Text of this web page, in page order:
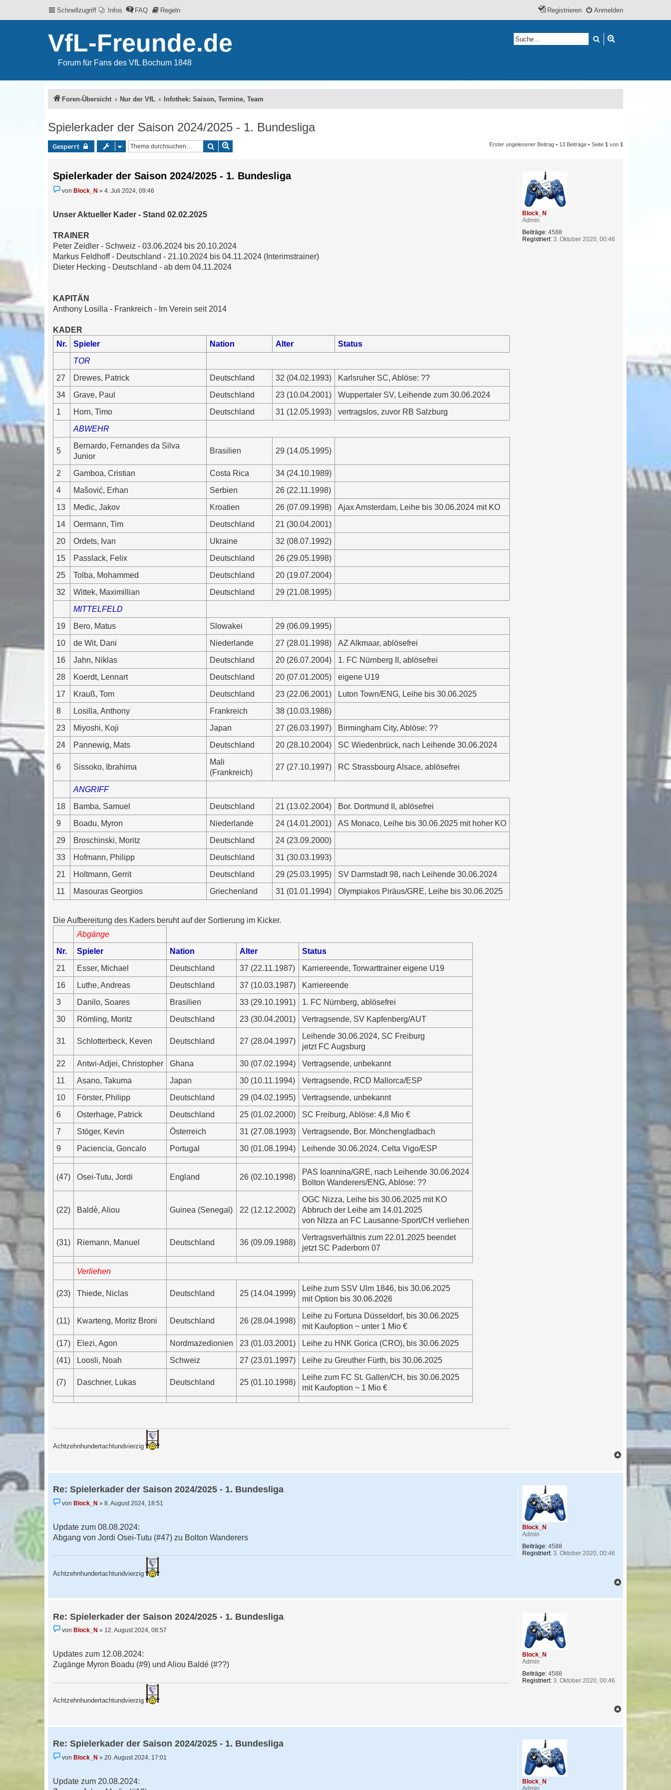
Schnellzugriff Infos FAQ Regeln Anmelden
Registrieren
VfL-Freunde.de
Forum für Fans des VfL Bochum 1848
Suche
Foren-Übersicht Nur der VfL Infothek: Saison, Termine, Team
Spielerkader der Saison 2024/2025 - 1. Bundesliga
Gesperrt Suche Erster ungelesener Beitrag • 13 Beiträge • Seite 1 von 1
Block_N
Admin
Beiträge: 4588
Registriert: 3. Oktober 2020, 00:46
Spielerkader der Saison 2024/2025 - 1. Bundesliga
U
n
l
e
n
e
r
B
e
a
g
vonBlock_N »4. Juli 2024, 09:46
Unser Aktueller Kader - Stand 02.02.2025
TRAINER
Peter Zeidler - Schweiz - 03.06.2024 bis 20.10.2024
Markus Feldhoff - Deutschland - 21.10.2024 bis 04.11.2024 (Interimstrainer)
Dieter Hecking - Deutschland - ab dem 04.11.2024
KAPITÄN
Anthony Losilla - Frankreich - Im Verein seit 2014
KADER
Nr.
Spieler Nation Alter
Status
TOR
27
Drewes, Patrick Deutschland 32 (04.02.1993)
Karlsruher SC, Ablöse: ??
34
Grave, Paul Deutschland 23 (10.04.2001)
Wuppertaler SV, Leihende zum 30.06.2024
1
Horn, Timo Deutschland 31 (12.05.1993)
vertragslos, zuvor RB Salzburg
ABWEHR
5
Bernardo, Fernandes da Silva
Junior
Brasilien 29 (14.05.1995)
2 Gamboa, Cristian Costa Rica
34 (24.10.1989)
4
Mašović, Erhan Serbien
26 (22.11.1998)
13
Medic, Jakov Kroatien 26 (07.09.1998)
Ajax Amsterdam, Leihe bis 30.06.2024 mit KO
14
Oermann, Tim Deutschland
21 (30.04.2001)
20
Ordets, Ivan Ukraine
32 (08.07.1992)
15
Passlack, Felix Deutschland
26 (29.05.1998)
25
Tolba, Mohammed Deutschland
20 (19.07.2004)
32
Wittek, Maximillian Deutschland
29 (21.08.1995)
MITTELFELD
19
Bero, Matus Slowakei
29 (06.09.1995)
10
de Wit, Dani Niederlande 27 (28.01.1998)
AZ Alkmaar, ablösefrei
16
Jahn, Niklas Deutschland 20 (26.07.2004)
1. FC Nürnberg II, ablösefrei
28
Koerdt, Lennart Deutschland 20 (07.01.2005)
eigene U19
17
Krauß, Tom Deutschland 23 (22.06.2001)
Luton Town/ENG, Leihe bis 30.06.2025
8
Losilla, Anthony Frankreich
38 (10.03.1986)
23
Miyoshi, Koji Japan 27 (26.03.1997)
Birmingham City, Ablöse: ??
24
Pannewig, Mats Deutschland 20 (28.10.2004) SC Wiedenbrück, nach Leihende 30.06.2024
6 Sissoko, Ibrahima
Mali
(Frankreich)
27 (27.10.1997) RC Strassbourg Alsace, ablösefrei
ANGRIFF
18
Bamba, Samuel Deutschland 21 (13.02.2004)
Bor. Dortmund II, ablösefrei
9
Boadu, Myron Niederlande 24 (14.01.2001)
AS Monaco, Leihe bis 30.06.2025 mit hoher KO
29
Broschinski, Moritz Deutschland
24 (23.09.2000)
33
Hofmann, Philipp Deutschland
31 (30.03.1993)
21
Holtmann, Gerrit Deutschland 29 (25.03.1995)
SV Darmstadt 98, nach Leihende 30.06.2024
11
Masouras Georgios Griechenland 31 (01.01.1994) Olympiakos Piräus/GRE, Leihe bis 30.06.2025
Die Aufbereitung des Kaders beruht auf der Sortierung im Kicker.
Abgänge
Nr.
Spieler Nation Alter
Status
21
Esser, Michael Deutschland 37 (22.11.1987)
Karriereende, Torwarttrainer eigene U19
16
Luthe, Andreas Deutschland 37 (10.03.1987)
Karriereende
3
Danilo, Soares Brasilien 33 (29.10.1991)
1. FC Nürnberg, ablösefrei
30
Römling, Moritz Deutschland 23 (30.04.2001) Vertragsende, SV Kapfenberg/AUT
31 Schlotterbeck, Keven Deutschland 27 (28.04.1997)
Leihende 30.06.2024, SC Freiburg
jetzt FC Augsburg
22
Antwi-Adjei, Christopher Ghana 30 (07.02.1994)
Vertragsende, unbekannt
11
Asano, Takuma Japan 30 (10.11.1994)
Vertragsende, RCD Mallorca/ESP
10
Förster, Philipp Deutschland 29 (04.02.1995)
Vertragsende, unbekannt
6
Osterhage, Patrick Deutschland 25 (01.02.2000)
SC Freiburg, Ablöse: 4,8 Mio €
7
Stöger, Kevin Österreich 31 (27.08.1993)
Vertragsende, Bor. Mönchengladbach
9
Paciencia, Goncalo Portugal 30 (01.08.1994) Leihende 30.06.2024, Celta Vigo/ESP
(47) Osei-Tutu, Jordi England 26 (02.10.1998)
PAS Ioannina/GRE, nach Leihende 30.06.2024
Bolton Wanderers/ENG, Ablöse: ??
(22) Baldè, Aliou Guinea (Senegal) 22 (12.12.2002)
OGC Nizza, Leihe bis 30.06.2025 mit KO
Abbruch der Leihe am 14.01.2025
von NIzza an FC Lausanne-Sport/CH verliehen
(31) Riemann, Manuel Deutschland 36 (09.09.1988)
Vertragsverhältnis zum 22.01.2025 beendet
jetzt SC Paderborn 07
Verliehen
(23) Thiede, Niclas Deutschland 25 (14.04.1999)
Leihe zum SSV Ulm 1846, bis 30.06.2025
mit Option bis 30.06.2026
(11) Kwarteng, Moritz Broni Deutschland 26 (28.04.1998)
Leihe zu Fortuna Düsseldorf, bis 30.06.2025
mit Kaufoption ~ unter 1 Mio €
(17)
Elezi, Agon Nordmazedionien 23 (01.03.2001)
Leihe zu HNK Gorica (CRO), bis 30.06.2025
(41)
Loosli, Noah Schweiz 27 (23.01.1997) Leihe zu Greuther Fürth, bis 30.06.2025
(7) Daschner, Lukas Deutschland 25 (01.10.1998)
Leihe zum FC St. Gallen/CH, bis 30.06.2025
mit Kaufoption ~ 1 Mio €
Achtzehnhundertachtundvierzig
c
Block_N
Admin
Beiträge: 4588
Registriert: 3. Oktober 2020, 00:46
Re: Spielerkader der Saison 2024/2025 - 1. Bundesliga
U
n
l
e
s
n
r
B
t
g
vonBlock_N »8. August 2024, 18:51
Update zum 08.08.2024:
Abgang von Jordi Osei-Tutu (#47) zu Bolton Wanderers
Achtzehnhundertachtundvierzig
c
Block_N
Admin
Beiträge: 4588
Registriert: 3. Oktober 2020, 00:46
Re: Spielerkader der Saison 2024/2025 - 1. Bundesliga
U
l
e
s
n
r
B
t
g
von Block_N » 12. August 2024, 08:57
Updates zum 12.08.2024:
Zugänge Myron Boadu (#9) und Aliou Baldé (#??)
Achtzehnhundertachtundvierzig
c
Block_N
Re: Spielerkader der Saison 2024/2025 - 1. Bundesliga
U
n
l
vonBlock_N »20. August 2024, 17:01
Update zum 20.08.2024: